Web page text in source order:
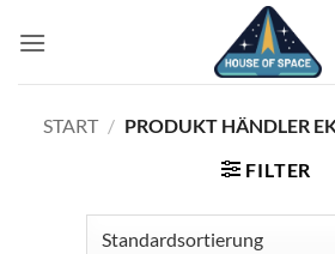
Inhalt
START / PRODUKT HÄNDLER
FILTER